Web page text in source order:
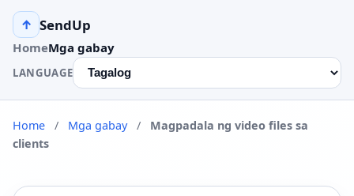
↑ SendUp
HomeMga gabay
LANGUAGE
Home / Mga gabay /
Magpadala ng video files sa
clients